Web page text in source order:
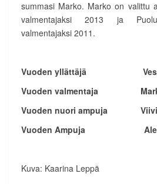
summasi Marko. Marko on valittu
valmentajaksi 2013 ja
valmentajaksi 2011.
Vuoden yllättäjä Vesa
Vuoden valmentaja
Vuoden nuori ampuja Viivi
Vuoden Ampuja
Kuva: Kaarina Leppä